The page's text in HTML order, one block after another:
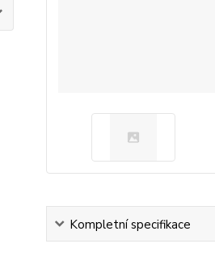
Kompletní specifikace